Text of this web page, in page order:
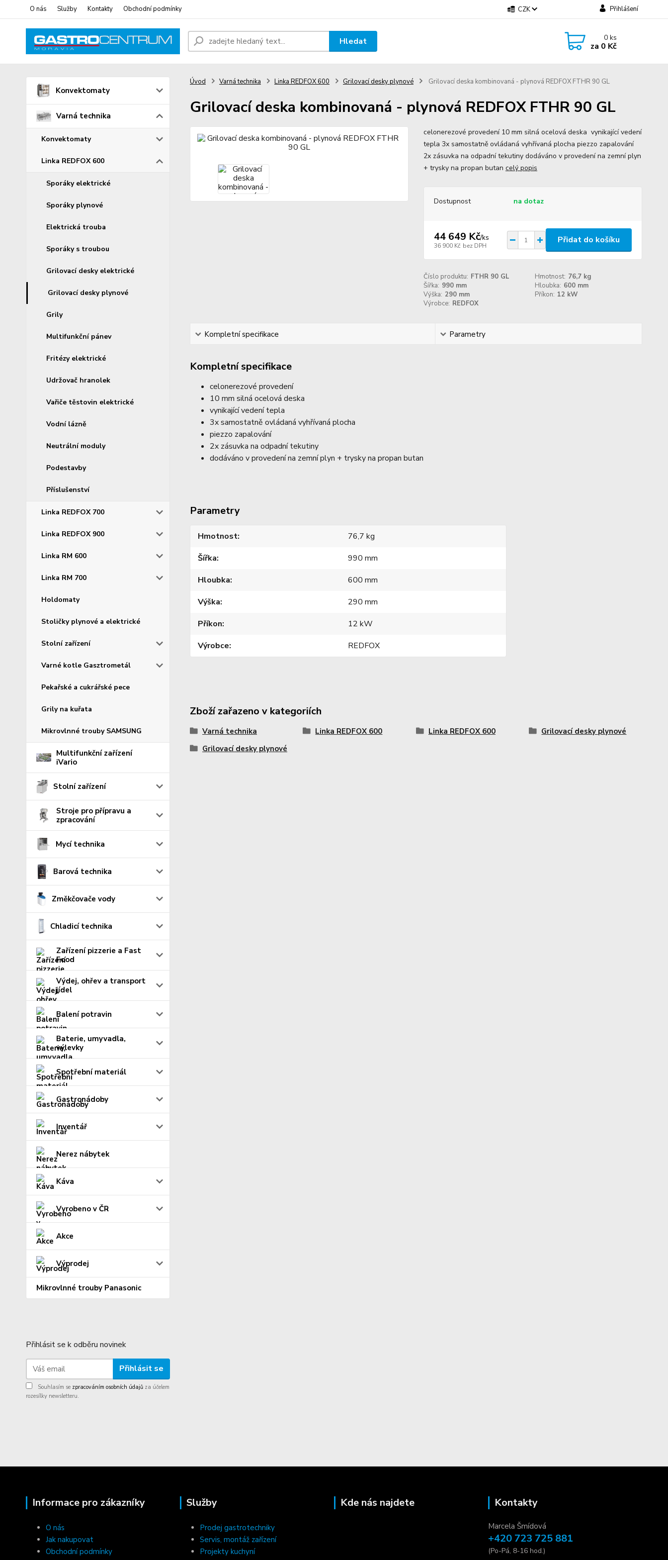
O nás Služby Kontakty Obchodní podmínky CZK Přihlášení
Hledat 0ks
za 0 Kč
Konvektomaty
Varná technika
Konvektomaty
Linka REDFOX 600
Sporáky elektrické
Sporáky plynové
Elektrická trouba
Sporáky s troubou
Grilovací desky elektrické
Grilovací desky plynové
Grily
Multifunkční pánev
Fritézy elektrické
Udržovač hranolek
Vařiče těstovin elektrické
Vodní lázně
Neutrální moduly
Podestavby
Příslušenství
Linka REDFOX 700
Linka REDFOX 900
Linka RM 600
Linka RM 700
Holdomaty
Stoličky plynové a elektrické
Stolní zařízení
Varné kotle Gasztrometál
Pekařské a cukrářské pece
Grily na kuřata
Mikrovlnné trouby SAMSUNG
Multifunkční zařízení
iVario
Stolní zařízení
Stroje pro přípravu a
zpracování
Mycí technika
Barová technika
Změkčovače vody
Chladicí technika
Zařízení pizzerie a Fast
Food
Výdej, ohřev a transport
jídel
Balení potravin
Baterie, umyvadla,
výlevky
Spotřební materiál
Gastronádoby
Inventář
Nerez nábytek
Káva
Vyrobeno v ČR
Akce
Výprodej
Mikrovlnné trouby Panasonic
Přihlásit se k odběru novinek
Přihlásit se
Souhlasím se zpracováním osobních údajů za účelem
rozesílky newsletteru.
Úvod Varná technika Linka REDFOX 600 Grilovací desky plynové Grilovací deska kombinovaná - plynová REDFOX FTHR 90 GL
Grilovací deska kombinovaná - plynová REDFOX FTHR 90 GL
celonerezové provedení 10 mm silná ocelová deska vynikající vedení
tepla 3x samostatně ovládaná vyhřívaná plocha piezzo zapalování
2x zásuvka na odpadní tekutiny dodáváno v provedení na zemní plyn
+ trysky na propan butan celý popis
Dostupnost na dotaz
44 649 Kč/ks
36 900 Kč bez DPH
Přidat do košíku
Číslo produktu: FTHR 90 GL Hmotnost: 76,7 kg
Šířka: 990 mm Hloubka: 600 mm
Výška: 290 mm Příkon: 12 kW
Výrobce: REDFOX
Kompletní specifikace Parametry
Kompletní specifikace
celonerezové provedení
10 mm silná ocelová deska
vynikající vedení tepla
3x samostatně ovládaná vyhřívaná plocha
piezzo zapalování
2x zásuvka na odpadní tekutiny
dodáváno v provedení na zemní plyn + trysky na propan butan
Parametry
Hmotnost
76,7 kg
Šířka
990 mm
Hloubka
600 mm
Výška
290 mm
Příkon
12 kW
Výrobce
REDFOX
Zboží zařazeno v kategoriích
Varná technika Linka REDFOX 600 Linka REDFOX 600
Grilovací desky plynové
Grilovací desky plynové
Informace pro zákazníky
O nás
Jak nakupovat
Obchodní podmínky
Služby
Prodej gastrotechniky
Servis, montáž zařízení
Projekty kuchyní
Kde nás najdete Kontakty
Marcela Šmídová
+420 723 725 881
(Po-Pá, 8-16 hod.)